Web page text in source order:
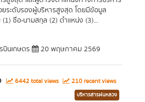
ระดับรองผู้บริหารสูงสุด โดยมีข้อมูล
ชื่อ-นามสกุล (2) ตำแหน่ง (3)...
บินเกษตร 20 พฤษภาคม 2569
6442 total views 210 recent views
บริหารสารฝนหลวง